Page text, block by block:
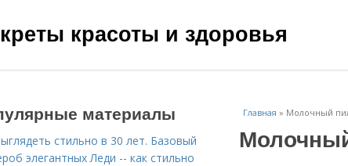
красоты и здоровья
Главная » Молочный
материалы
стильно в 30 лет. Базовый
элегантных Леди -- как стильно